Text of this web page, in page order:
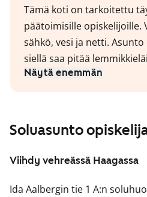
Soluasunto
Viihdy vehreässä Haagassa
Ida Aalbergin tie 1 A:n
Tämä koti on tarkoitettu
päätoimisille opiskelijoille.
sähkö, vesi ja netti.
siellä saa pitää
Näytä enemmän